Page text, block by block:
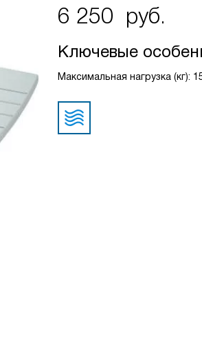
6 250 руб.
Ключевые
Максимальная нагрузка (кг):